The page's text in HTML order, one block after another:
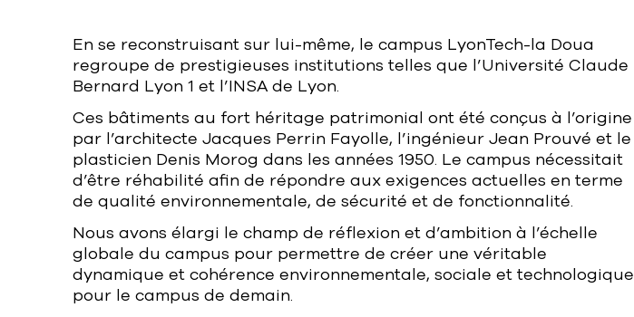
En se reconstruisant sur lui-même, le campus LyonTech-la Doua
regroupe de prestigieuses institutions telles que l’Université Claude
Bernard Lyon 1 et l’INSA de Lyon.
Ces bâtiments au fort héritage patrimonial ont été conçus à l’origine
par l’architecte Jacques Perrin Fayolle, l’ingénieur Jean Prouvé et le
plasticien Denis Morog dans les années 1950. Le campus nécessitait
d’être réhabilité afin de répondre aux exigences actuelles en terme
de qualité environnementale, de sécurité et de fonctionnalité.
Nous avons élargi le champ de réflexion et d’ambition à l’échelle
globale du campus pour permettre de créer une véritable
dynamique et cohérence environnementale, sociale et technologique
pour le campus de demain.